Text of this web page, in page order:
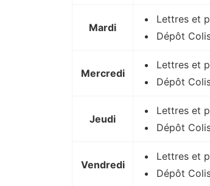
Mardi
Lettres et
Dépôt
Mercredi
Lettres et
Dépôt
Jeudi
Lettres et
Dépôt
Vendredi
Lettres et
Dépôt